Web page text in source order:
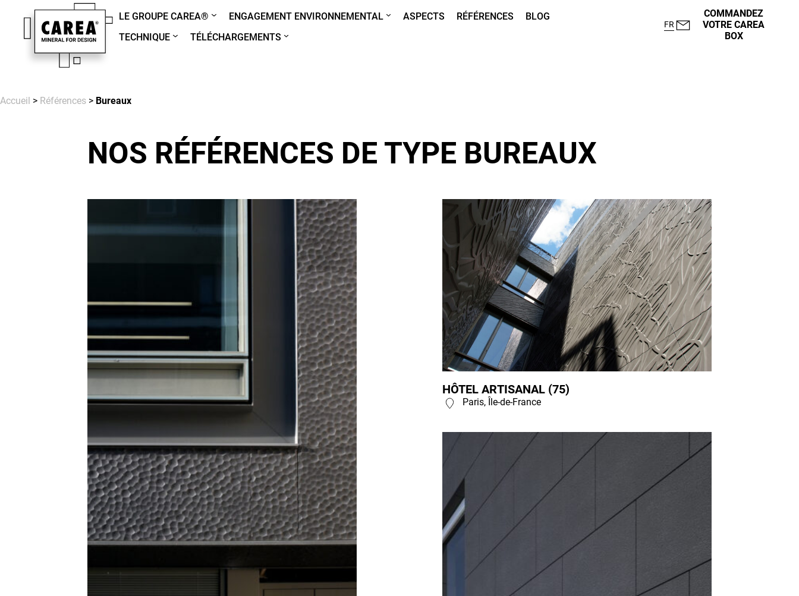
LE GROUPE CAREA® ENGAGEMENT ENVIRONNEMENTAL ASPECTS RÉFÉRENCES
BLOG
TECHNIQUE
TÉLÉCHARGEMENTS
FR
COMMANDEZ
VOTRE CAREA
BOX
Accueil > Références > Bureaux
NOS RÉFÉRENCES DE TYPE BUREAUX
HÔTEL ARTISANAL (75)
Paris, Île-de-France